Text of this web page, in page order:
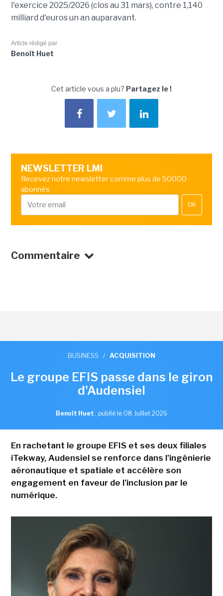
l'exercice 2025/2026 (clos au 31 mars), contre 1,140
milliard d'euros un an auparavant.
Article rédigé par
Benoît Huet
Cet article vous a plu? Partagez le !
NEWSLETTER LMI
Recevez notre newsletter comme plus de 50000
abonnés
OK
Commentaire
BUSINESS / ACQUISITION
Le groupe EFIS passe dans le giron
d'Audensiel
Benoît Huet , publié le 08 Juillet 2026
En rachetant le groupe EFIS et ses deux filiales
iTekway, Audensiel se renforce dans l'ingénierie
aéronautique et spatiale et accélère son
engagement en faveur de l'inclusion par le
numérique.